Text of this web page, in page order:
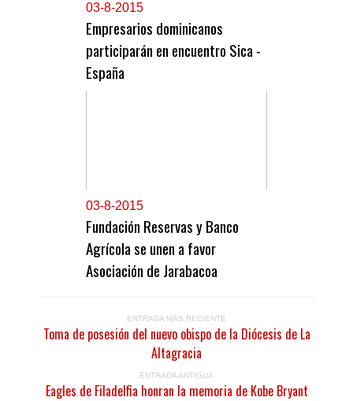
03-8-2015
Empresarios dominicanos
participarán en encuentro Sica -
España
03-8-2015
Fundación Reservas y Banco
Agrícola se unen a favor
Asociación de Jarabacoa
ENTRADA MÁS RECIENTE
Toma de posesión del nuevo obispo de la Diócesis de La
Altagracia
ENTRADA ANTIGUA
Eagles de Filadelfia honran la memoria de Kobe Bryant